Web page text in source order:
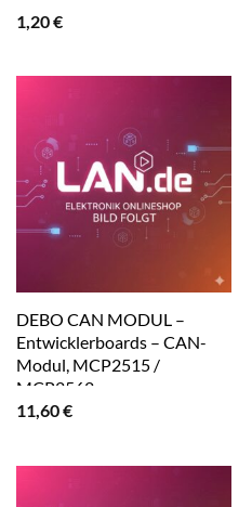
1,20€
DEBO CAN MODUL –
Entwicklerboards – CAN-
Modul, MCP2515 /
MCP2562
11,60€